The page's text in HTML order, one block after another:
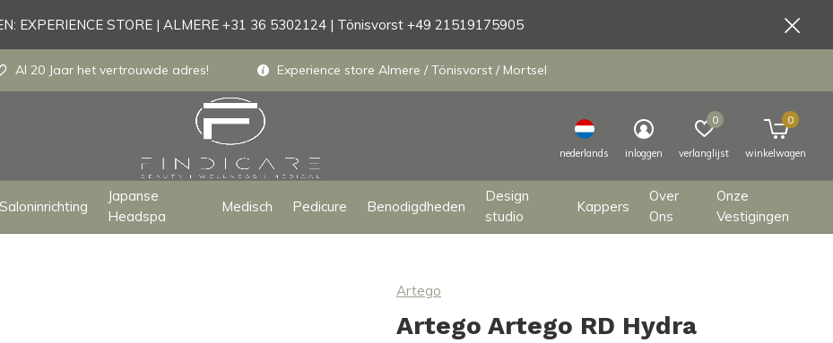
Saloninrichting
Japanse
Headspa
Medisch Pedicure Benodigdheden
Design
studio
Kappers
Over
Ons
Onze
Vestigingen
nederlands inloggen verlanglijst
0
winkelwagen
0
Al 20 Jaar het vertrouwde adres! Experience store Almere / Tönisvorst / Mortsel
EXPERIENCE STORE | ALMERE +31 36 5302124 | Tönisvorst +49 21519175905
Artego
Artego Artego RD Hydra